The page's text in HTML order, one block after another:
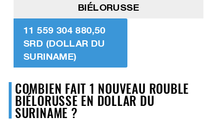
BIÉLORUSSE
11 559 304 880,50
SRD (DOLLAR DU
SURINAME)
COMBIEN FAIT 1 NOUVEAU ROUBLE
BIÉLORUSSE EN DOLLAR DU
SURINAME ?